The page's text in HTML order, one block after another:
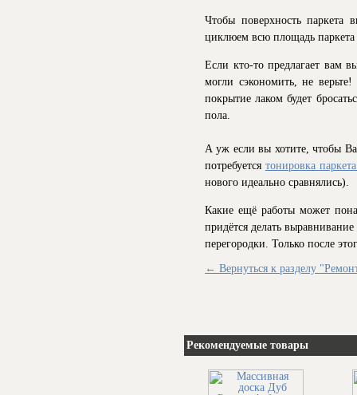
Чтобы поверхность паркета
циклюем всю площадь
Если кто-то предлагает вам
могли сэкономить, не
покрытие лаком будет
пола.
А уж если вы хотите, чтобы
потребуется тонировка
нового идеально сравнялись).
Какие ещё работы может
придётся делать
перегородки. Только после
← Вернуться к разделу
Рекомендуемые товары